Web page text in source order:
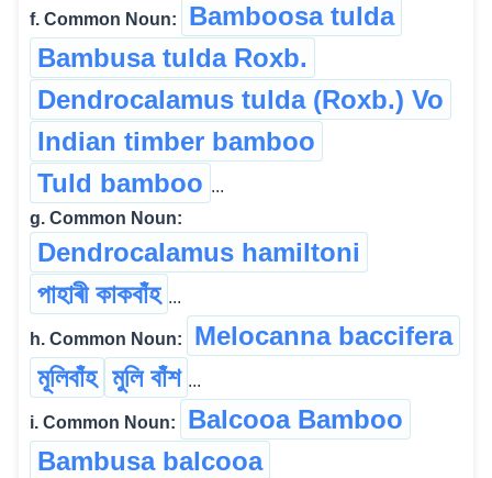
f. Common Noun:
Bamboosa tulda
Bambusa tulda Roxb.
Dendrocalamus tulda (Roxb.) Vo
Indian timber bamboo
Tuld bamboo ...
g. Common Noun:
Dendrocalamus hamiltoni
পাহাৰী কাকবাঁহ ...
h. Common Noun:
Melocanna baccifera
মূলিবাঁহ মুলি বাঁশ ...
i. Common Noun:
Balcooa Bamboo
Bambusa balcooa